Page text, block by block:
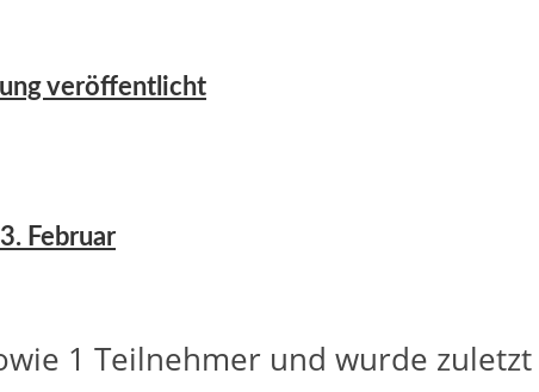
veröffentlicht
Februar
1 Teilnehmer und wurde zuletzt